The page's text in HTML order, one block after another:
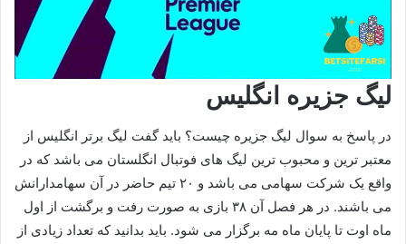
لیگ جزیره انگلیس
در پاسخ به سوال لیگ جزیره چیست؟ باید گفت لیگ برتر انگلیس از
معتبر ترین و محبوب ترین لیگ های فوتبال انگلستان می باشد که در
واقع یک شرکت سهامی می باشد و ۲۰ تیم حاضر در آن سهامدارانش
می باشند. در هر فصل آن ۳۸ بازی به صورت رفت و برگشت از اول
ماه اوت تا پایان ماه مه برگزار می شود. باید بدانید که تعداد زیادی از